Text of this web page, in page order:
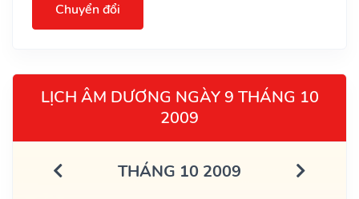
Chuyển đổi
LỊCH ÂM DƯƠNG NGÀY 9 THÁNG 10
2009
THÁNG 10 2009